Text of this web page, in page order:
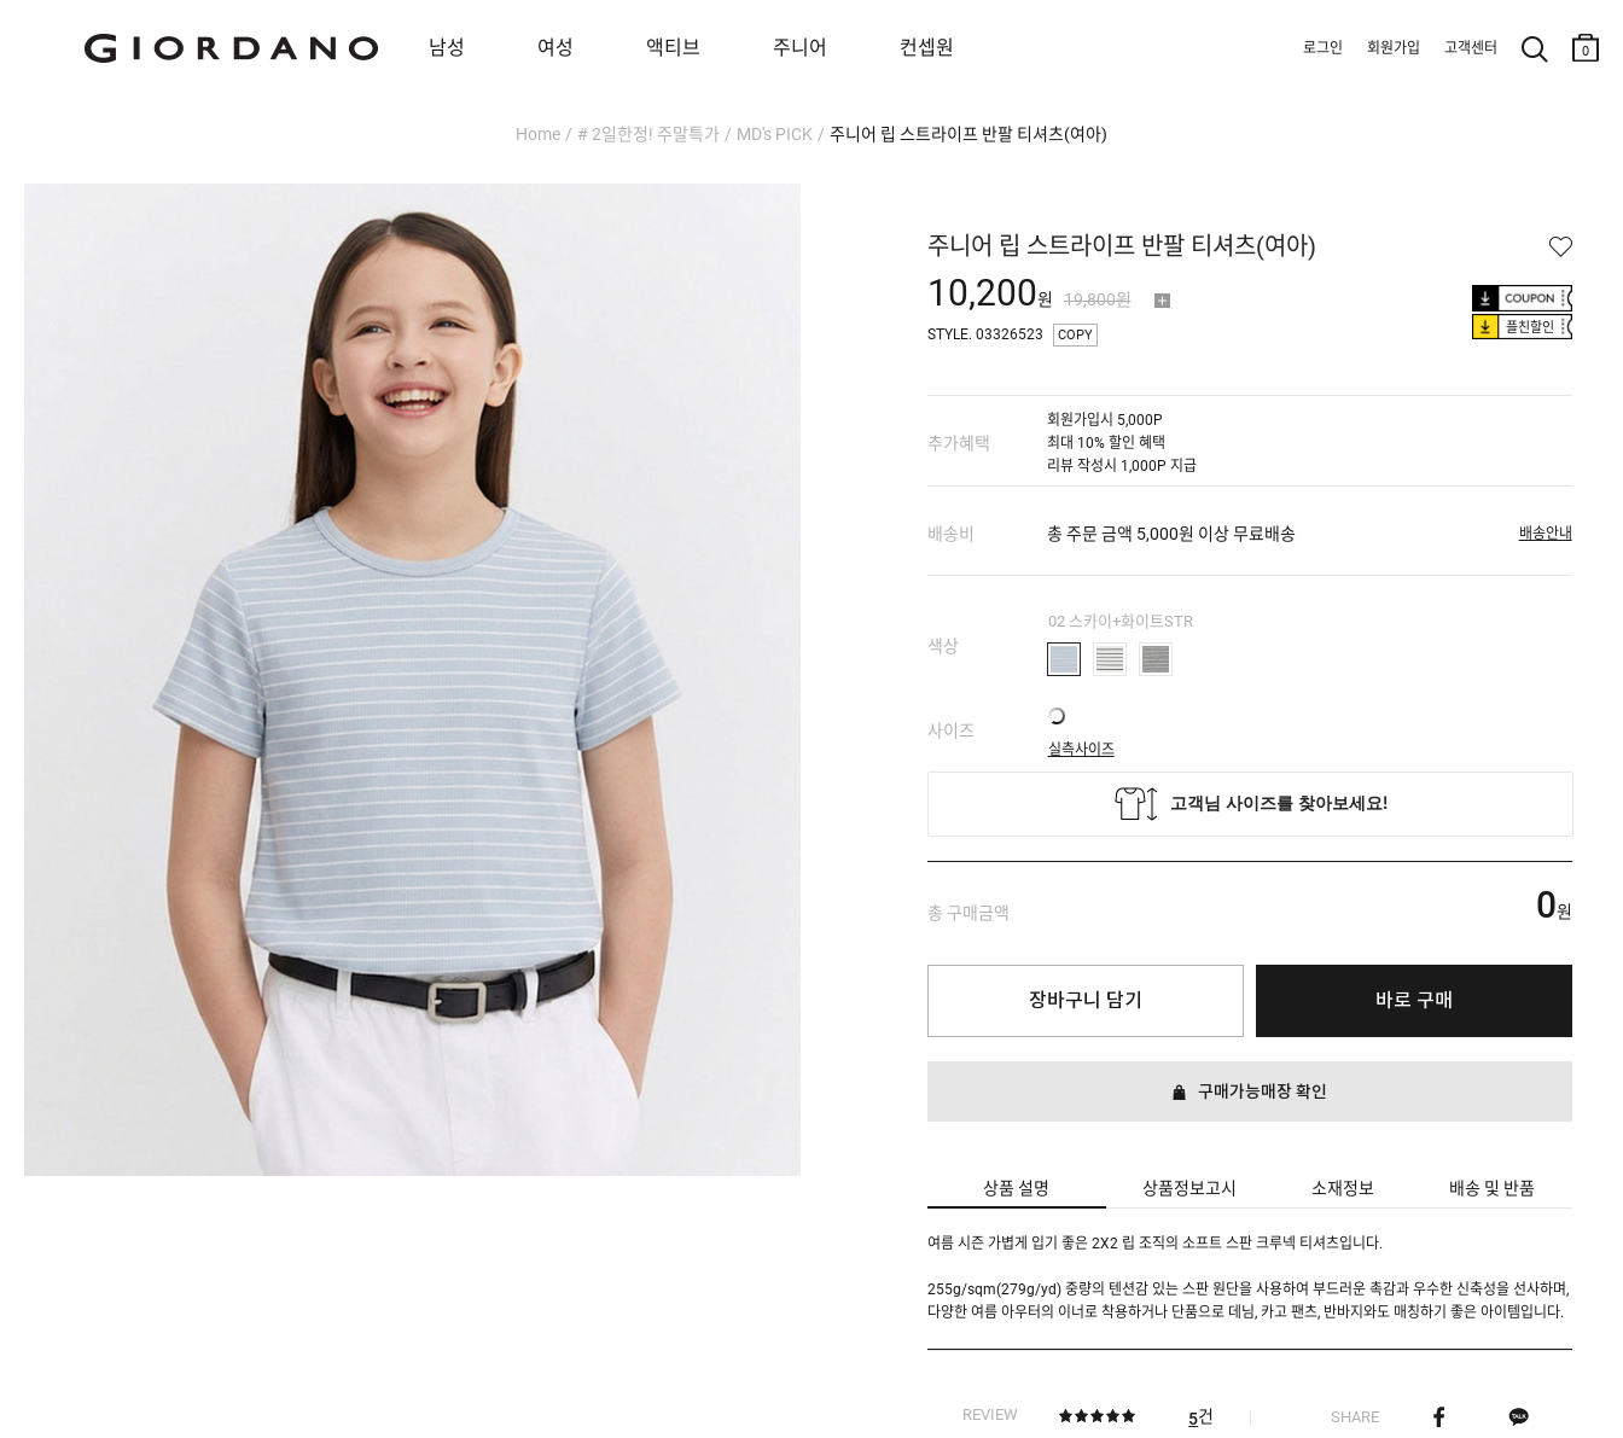
남성 여성 액티브 주니어 컨셉원 로그인 회원가입 고객센터 0
Home / # 2일한정! 주말특가 / MD's PICK / 주니어 립 스트라이프 반팔 티셔츠(여아)
주니어 립 스트라이프 반팔 티셔츠(여아)
10,200원 19,800원
플친할인
STYLE. 03326523 COPY
추가혜택
회원가입시 5,000P
최대 10% 할인 혜택
리뷰 작성시 1,000P 지급
배송비 총 주문 금액 5,000원 이상 무료배송 배송안내
색상
02 스카이+화이트STR
사이즈
실측사이즈
총 구매금액 0원
장바구니 담기 바로 구매
구매가능매장 확인
상품 설명 상품정보고시 소재정보 배송 및 반품
여름 시즌 가볍게 입기 좋은 2X2 립 조직의 소프트 스판 크루넥 티셔츠입니다.
255g/sqm(279g/yd) 중량의 텐션감 있는 스판 원단을 사용하여 부드러운 촉감과 우수한 신축성을 선사하며,
다양한 여름 아우터의 이너로 착용하거나 단품으로 데님, 카고 팬츠, 반바지와도 매칭하기 좋은 아이템입니다.
REVIEW 5건 SHARE